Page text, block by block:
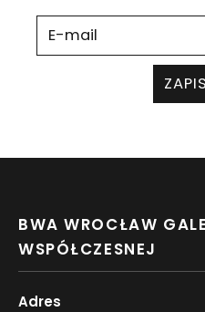
BWA WROCŁAW
WSPÓŁCZESNEJ
Adres